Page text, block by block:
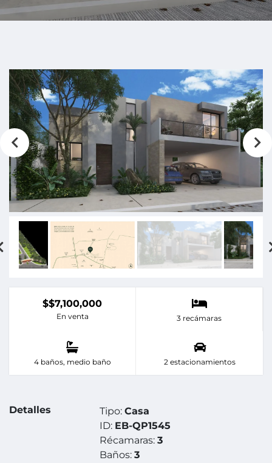
$$7,100,000
En venta 3 recámaras
4 baños, medio baño 2 estacionamientos
Detalles Tipo:Casa
ID: EB-QP1545
Récamaras:3
Baños:3